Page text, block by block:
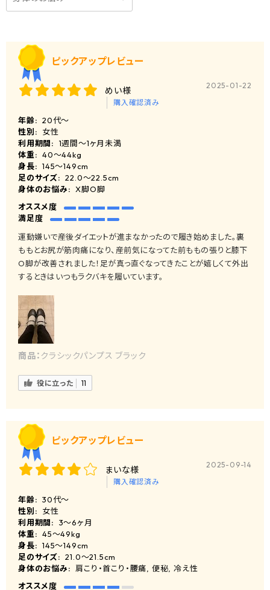
ピックアップレビュー
めい様
購入確認済み
2025-01-22
年齢: 20代～
性別:
女性
利用期間:
1週間～1ヶ月未満
体重: 40～44kg
身長: 145〜149cm
足のサイズ: 22.0～22.5cm
身体のお悩み: X脚O脚
オススメ度
満足度
運動嫌いで産後ダイエットが進まなかったので履き始めました。裏
ももとお尻が筋肉痛になり、産前気になってた前ももの張りと膝下
O脚が改善されました！足が真っ直ぐなってきたことが嬉しくて外出
するときはいつもラクバキを履いています。
商品： クラシックパンプス ブラック
役に立った 11
ピックアップレビュー
まいな様
購入確認済み
2025-09-14
年齢: 30代～
性別:
女性
利用期間:
3〜6ヶ月
体重: 45〜49kg
身長: 145〜149cm
足のサイズ: 21.0〜21.5cm
身体のお悩み:
肩こり・首こり・腰痛, 便秘, 冷え性
オススメ度